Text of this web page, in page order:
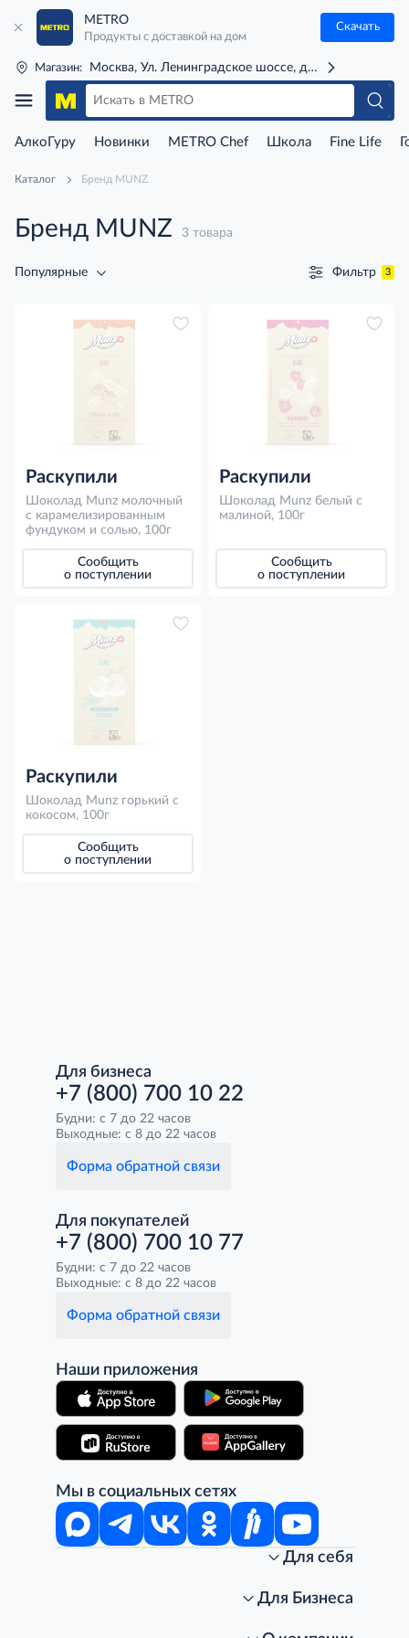
METRO
Продукты с доставкой на дом
Скачать
Магазин: Москва, Ул. Ленинградское шоссе, д. 71Г (м. Речной
АлкоГуру Новинки METRO Chef Школа Fine Life
Каталог Бренд MUNZ
Бренд MUNZ 3 товара
Популярные Фильтр 3
Раскупили
Шоколад Munz молочный
с карамелизированным
фундуком и солью, 100г
Сообщить
о поступлении
Раскупили
Шоколад Munz белый с
малиной, 100г
Сообщить
о поступлении
Раскупили
Шоколад Munz горький с
кокосом, 100г
Сообщить
о поступлении
Для бизнеса
+7 (800) 700 10 22
Будни: с 7 до 22 часов
Выходные: с 8 до 22 часов
Форма обратной связи
Для покупателей
+7 (800) 700 10 77
Будни: с 7 до 22 часов
Выходные: с 8 до 22 часов
Форма обратной связи
Наши приложения
Мы в социальных сетях
Для себя
Стань клиентом METRO
Для Бизнеса